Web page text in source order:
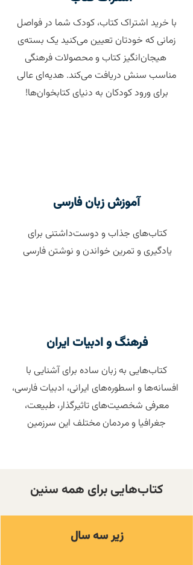
با خرید اشتراک کتاب، کودک شما در فواصل
زمانی که خودتان تعیین می‌کنید یک بسته‌ی
هیجان‌‌انگیز کتاب و محصولات فرهنگی
مناسب سنش دریافت می‌کند. هدیه‌ای عالی
برای ورود کودکان به دنیای کتابخوان‌ها!
آموزش زبان فارسی
کتاب‌های جذاب و دوست‌داشتنی برای
یادگیری و تمرین خواندن و نوشتن فارسی
فرهنگ و ادبیات ایران
کتاب‌هایی به زبان ساده برای آشنایی با
افسانه‌ها و اسطوره‌های ایرانی، ادبیات فارسی،
معرفی شخصیت‌های تاثیرگذار، طبیعت،
جغرافیا و مردمان مختلف این سرزمین
کتاب‌هایی برای همه سنین
زیر سه سال